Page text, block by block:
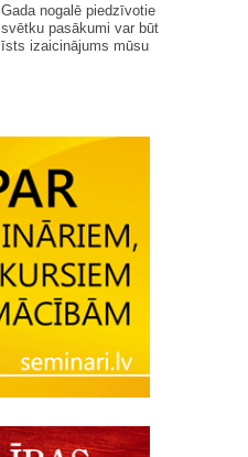
Gada nogalē piedzīvotie
svētku pasākumi var būt
īsts izaicinājums mūsu